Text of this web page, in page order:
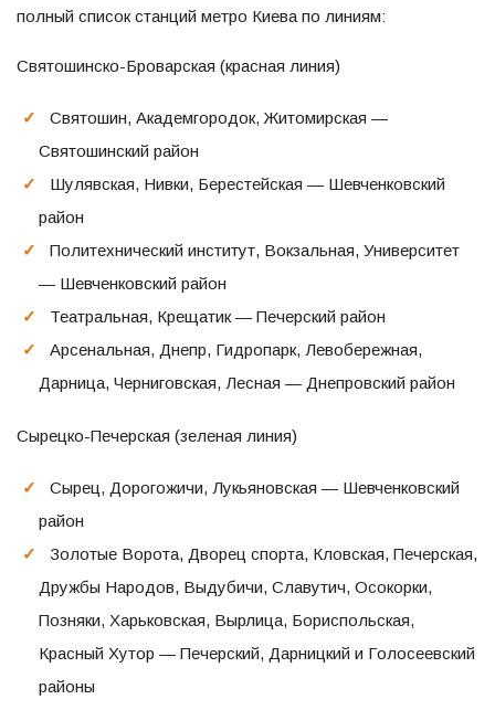
полный список станций метро Киева по линиям:
Святошинско-Броварская (красная линия)
Святошин, Академгородок, Житомирская —
Святошинский район
Шулявская, Нивки, Берестейская — Шевченковский
район
Политехнический институт, Вокзальная, Университет
— Шевченковский район
Театральная, Крещатик — Печерский район
Арсенальная, Днепр, Гидропарк, Левобережная,
Дарница, Черниговская, Лесная — Днепровский район
Сырецко-Печерская (зеленая линия)
Сырец, Дорогожичи, Лукьяновская — Шевченковский
район
Золотые Ворота, Дворец спорта, Кловская, Печерская,
Дружбы Народов, Выдубичи, Славутич, Осокорки,
Позняки, Харьковская, Вырлица, Бориспольская,
Красный Хутор — Печерский, Дарницкий и Голосеевский
районы